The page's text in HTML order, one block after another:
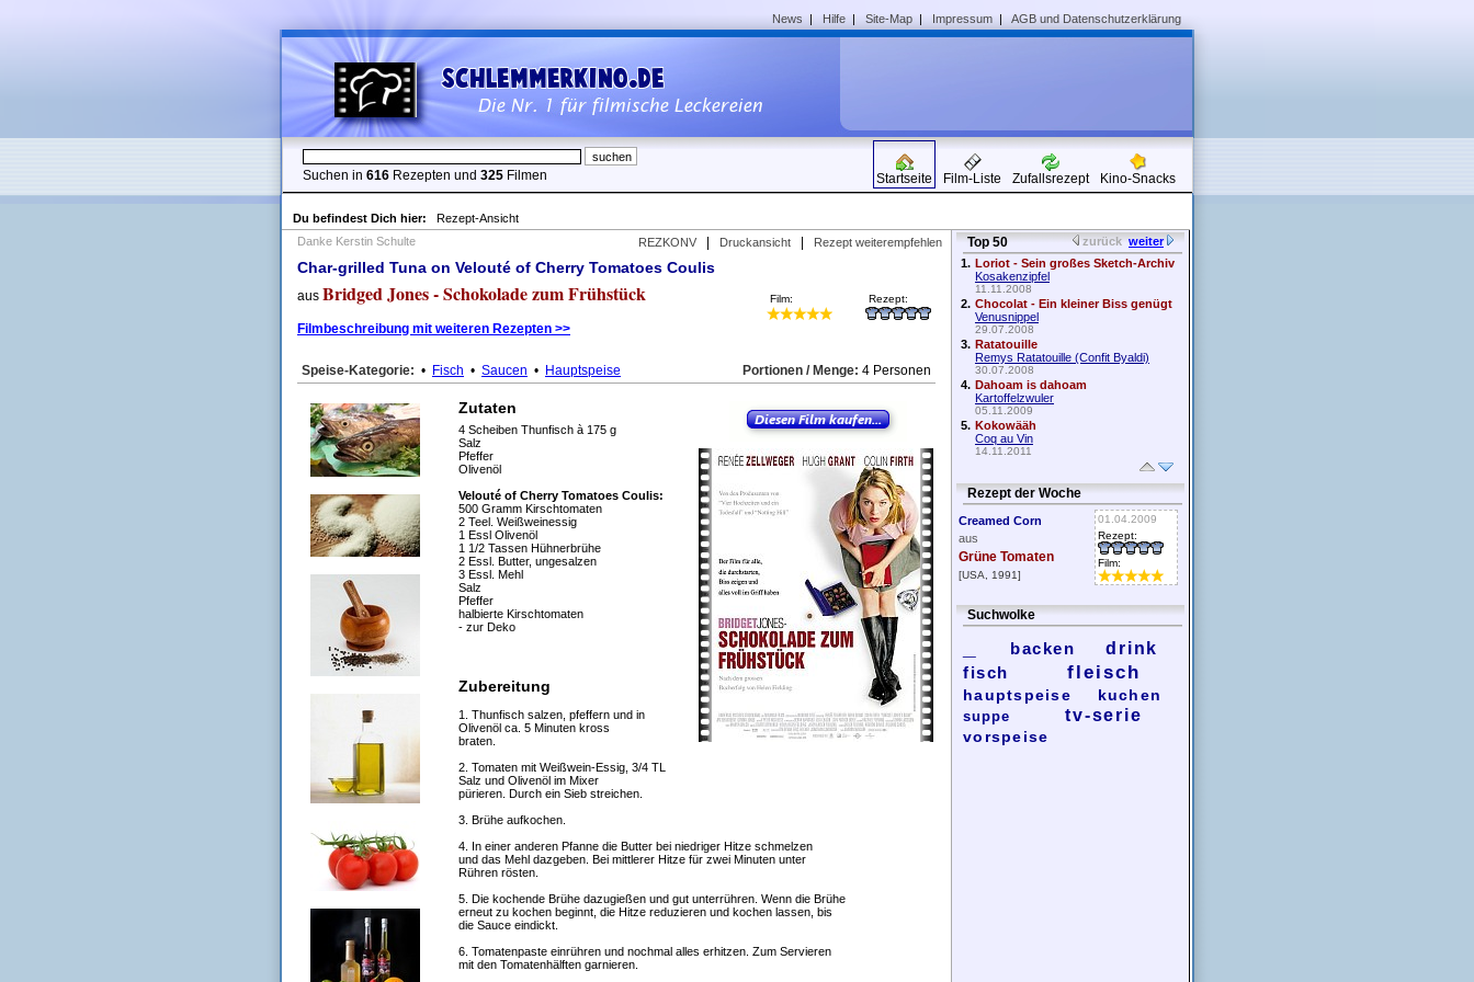
News | Hilfe | Site-Map | Impressum | AGB und Datenschutzerklärung
Suchen in 616 Rezepten und 325 Filmen Startseite Film-Liste Zufallsrezept Kino-Snacks
Du befindest Dich hier:
Rezept-Ansicht
REZKONV
Druckansicht Rezept weiterempfehlen
Danke Kerstin Schulte
Char-grilled Tuna on Velouté of Cherry Tomatoes Coulis
aus Bridged Jones - Schokolade zum Frühstück
Filmbeschreibung mit weiteren Rezepten >>
Rezept:
Film:
Speise-Kategorie: • Fisch • Saucen • Hauptspeise Portionen / Menge: 4 Personen
Zutaten
4 Scheiben Thunfisch à 175 g
Salz
Pfeffer
Olivenöl
Velouté of Cherry Tomatoes Coulis:
500 Gramm Kirschtomaten
2 Teel. Weißweinessig
1 Essl Olivenöl
1 1/2 Tassen Hühnerbrühe
2 Essl. Butter, ungesalzen
3 Essl. Mehl
Salz
Pfeffer
halbierte Kirschtomaten
- zur Deko
Zubereitung
1. Thunfisch salzen, pfeffern und in
Olivenöl ca. 5 Minuten kross
braten.
2. Tomaten mit Weißwein-Essig, 3/4 TL
Salz und Olivenöl im Mixer
pürieren. Durch ein Sieb streichen.
3. Brühe aufkochen.
4. In einer anderen Pfanne die Butter bei niedriger Hitze schmelzen
und das Mehl dazgeben. Bei mittlerer Hitze für zwei Minuten unter
Rühren rösten.
5. Die kochende Brühe dazugießen und gut unterrühren. Wenn die Brühe
erneut zu kochen beginnt, die Hitze reduzieren und kochen lassen, bis
die Sauce eindickt.
6. Tomatenpaste einrühren und nochmal alles erhitzen. Zum Servieren
mit den Tomatenhälften garnieren.
zurück weiter
Top 50
1. Loriot - Sein großes Sketch-Archiv
Kosakenzipfel
11.11.2008
2. Chocolat - Ein kleiner Biss genügt
Venusnippel
29.07.2008
3. Ratatouille
Remys Ratatouille (Confit Byaldi)
30.07.2008
4. Dahoam is dahoam
Kartoffelzwuler
05.11.2009
5. Kokowääh
Coq au Vin
14.11.2011
Rezept der Woche
01.04.2009
Rezept:
Film:
Creamed Corn
aus
Grüne Tomaten
[USA, 1991]
Suchwolke
backen
drink
fisch
fleisch
hauptspeise kuchen
suppe tv-serie
vorspeise